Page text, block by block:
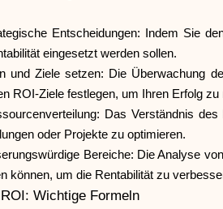
Entscheidungen: Indem Sie
eingesetzt werden sollen.
und Ziele setzen: Die Überwachung
ROI-Ziele festlegen, um Ihren Erfolg
Das Verständnis
oder Projekte zu optimieren.
Bereiche: Die Analyse
können, um die Rentabilität zu
Wichtige Formeln